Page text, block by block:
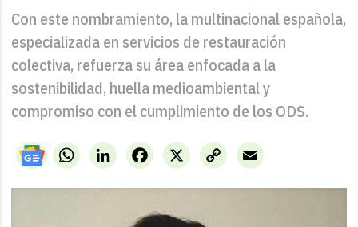
Con este nombramiento, la multinacional española,
especializada en servicios de restauración
colectiva, refuerza su área enfocada a la
sostenibilidad, huella medioambiental y
compromiso con el cumplimiento de los ODS.
WhatsAppLinkedIn X
Facebook
Copy
Link
Email